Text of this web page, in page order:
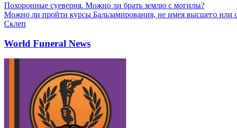
Похоронные суеверия. Можно ли брать землю с могилы?
Можно ли пройти курсы Бальзамирования, не имея высшего или
Склеп
World Funeral News